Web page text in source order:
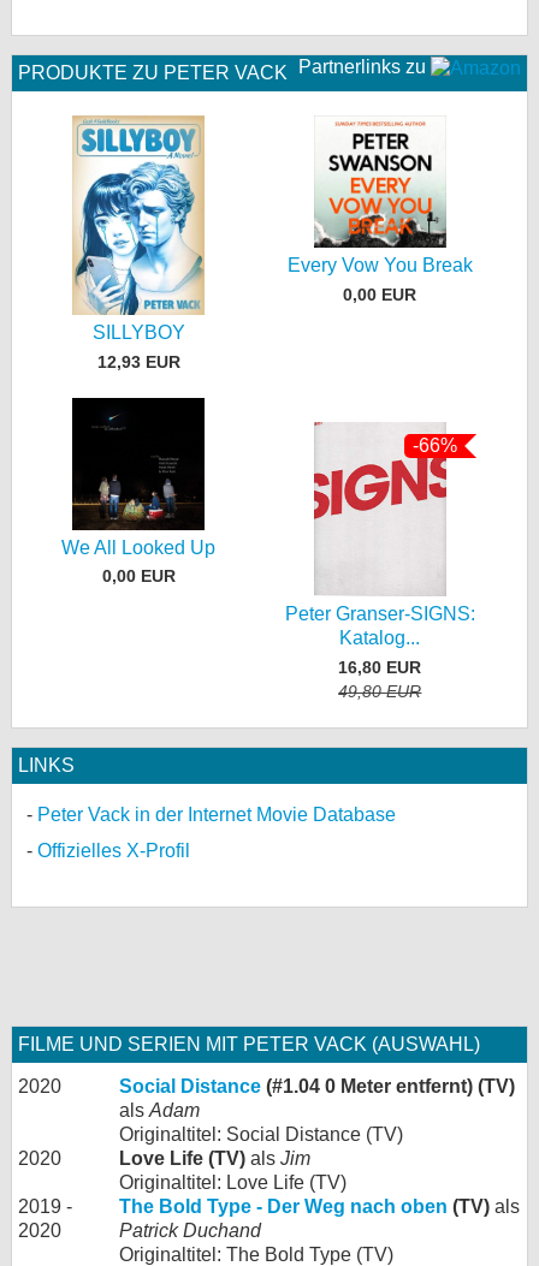
Partnerlinks zu
PRODUKTE ZU PETER VACK
SILLYBOY
12,93 EUR
Every Vow You Break
0,00 EUR
We All Looked Up
0,00 EUR
-66%
Peter Granser-SIGNS:
Katalog...
16,80 EUR
49,80 EUR
LINKS
Peter Vack in der Internet Movie Database
Offizielles X-Profil
FILME UND SERIEN MIT PETER VACK (AUSWAHL)
2020 Social Distance (#1.04 0 Meter entfernt) (TV)
als Adam
Originaltitel: Social Distance (TV)
2020
Love Life (TV) als Jim
Originaltitel: Love Life (TV)
2019 -
2020
The Bold Type - Der Weg nach oben (TV) als
Patrick Duchand
Originaltitel: The Bold Type (TV)